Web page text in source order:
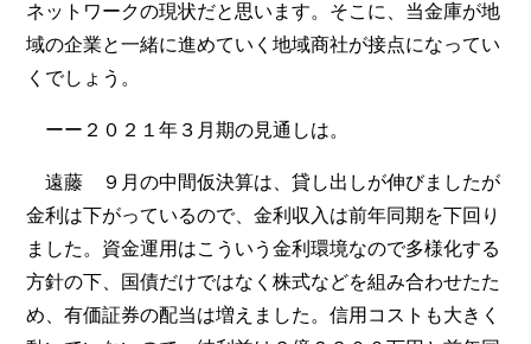
ネットワークの現状だと思います。そこに、当金庫が地
域の企業と一緒に進めていく地域商社が接点になってい
くでしょう。
ーー２０２１年３月期の見通しは。
遠藤 ９月の中間仮決算は、貸し出しが伸びましたが
金利は下がっているので、金利収入は前年同期を下回り
ました。資金運用はこういう金利環境なので多様化する
方針の下、国債だけではなく株式などを組み合わせたた
め、有価証券の配当は増えました。信用コストも大きく